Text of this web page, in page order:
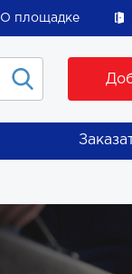
О площадке